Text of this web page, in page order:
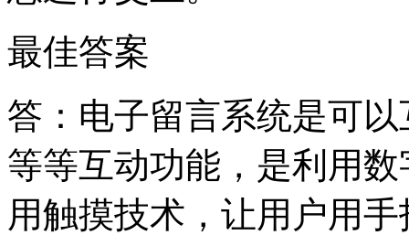
最佳答案
答：电子留言系统是可
等等互动功能，是利用
用触摸技术，让用户用